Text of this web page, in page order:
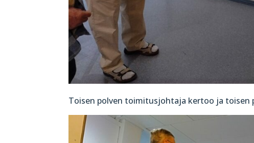
Toisen polven toimitusjohtaja kertoo ja toisen